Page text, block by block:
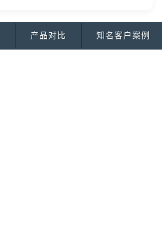
产品对比 知名客户案例